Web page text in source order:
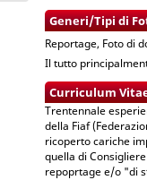
Generi/Tipi di
Reportage, Foto di
Il tutto
Curriculum
Trentennale
della Fiaf
ricoperto cariche
quella di
repoprtage e/o "di